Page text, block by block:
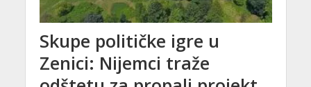
Skupe političke igre u
Zenici: Nijemci traže